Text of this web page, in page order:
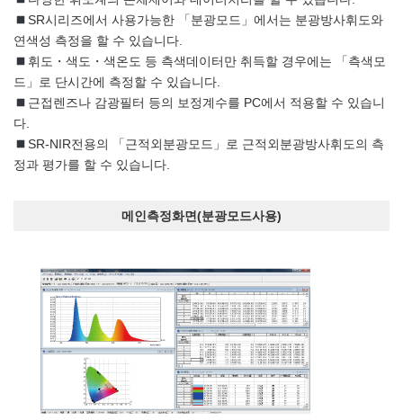
SR시리즈에서 사용가능한 「분광모드」에서는 분광방사휘도와
연색성 측정을 할 수 있습니다.
휘도・색도・색온도 등 측색데이터만 취득할 경우에는 「측색모
드」로 단시간에 측정할 수 있습니다.
근접렌즈나 감광필터 등의 보정계수를 PC에서 적용할 수 있습니
다.
SR-NIR전용의 「근적외분광모드」로 근적외분광방사휘도의 측
정과 평가를 할 수 있습니다.
메인측정화면(분광모드사용)